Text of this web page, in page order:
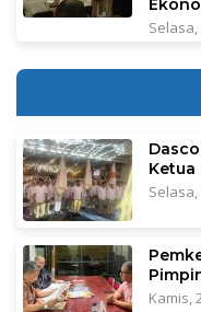
Selasa,
Ketua
Selasa,
Kamis,